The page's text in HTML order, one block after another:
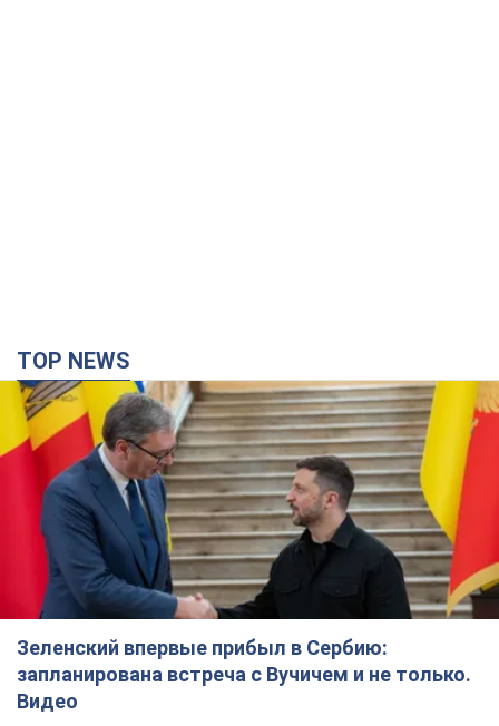
TOP NEWS
Зеленский впервые прибыл в Сербию:
запланирована встреча с Вучичем и не только.
Видео